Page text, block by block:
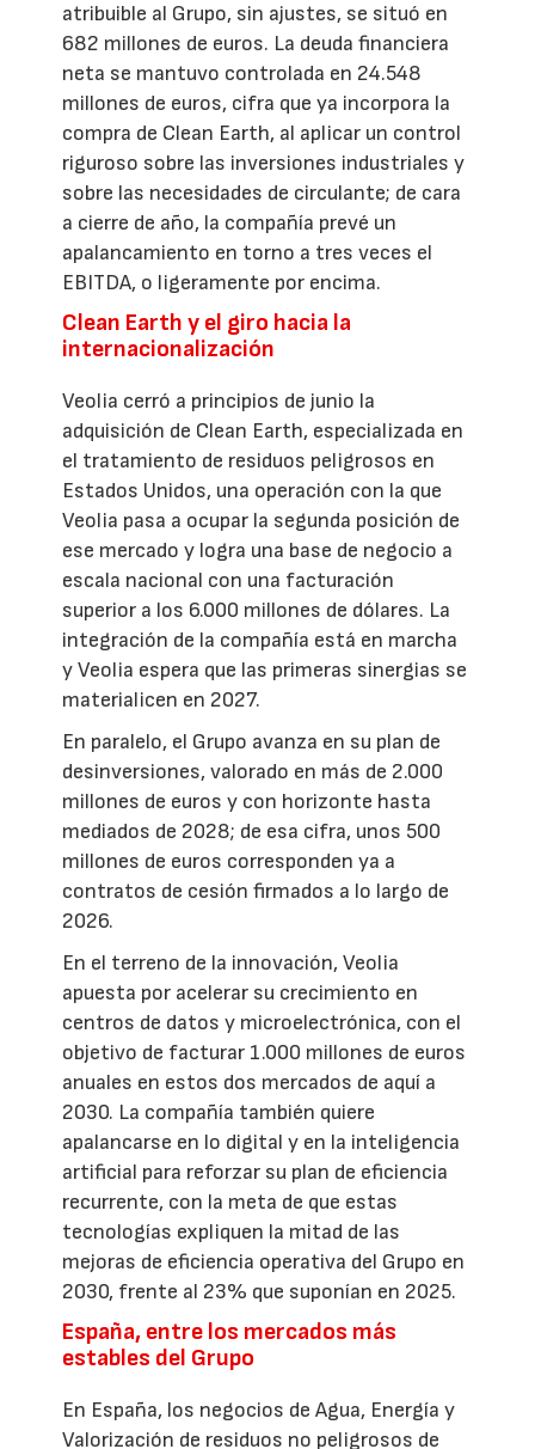
atribuible al Grupo, sin ajustes, se situó en
682 millones de euros. La deuda financiera
neta se mantuvo controlada en 24.548
millones de euros, cifra que ya incorpora la
compra de Clean Earth, al aplicar un control
riguroso sobre las inversiones industriales y
sobre las necesidades de circulante; de cara
a cierre de año, la compañía prevé un
apalancamiento en torno a tres veces el
EBITDA, o ligeramente por encima.
Clean Earth y el giro hacia la
internacionalización
Veolia cerró a principios de junio la
adquisición de Clean Earth, especializada en
el tratamiento de residuos peligrosos en
Estados Unidos, una operación con la que
Veolia pasa a ocupar la segunda posición de
ese mercado y logra una base de negocio a
escala nacional con una facturación
superior a los 6.000 millones de dólares. La
integración de la compañía está en marcha
y Veolia espera que las primeras sinergias se
materialicen en 2027.
En paralelo, el Grupo avanza en su plan de
desinversiones, valorado en más de 2.000
millones de euros y con horizonte hasta
mediados de 2028; de esa cifra, unos 500
millones de euros corresponden ya a
contratos de cesión firmados a lo largo de
2026.
En el terreno de la innovación, Veolia
apuesta por acelerar su crecimiento en
centros de datos y microelectrónica, con el
objetivo de facturar 1.000 millones de euros
anuales en estos dos mercados de aquí a
2030. La compañía también quiere
apalancarse en lo digital y en la inteligencia
artificial para reforzar su plan de eficiencia
recurrente, con la meta de que estas
tecnologías expliquen la mitad de las
mejoras de eficiencia operativa del Grupo en
2030, frente al 23% que suponían en 2025.
España, entre los mercados más
estables del Grupo
En España, los negocios de Agua, Energía y
Valorización de residuos no peligrosos de